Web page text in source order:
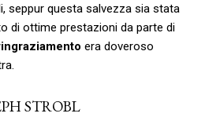
seppur questa salvezza sia stata
di ottime prestazioni da parte di
era doveroso
STROBL